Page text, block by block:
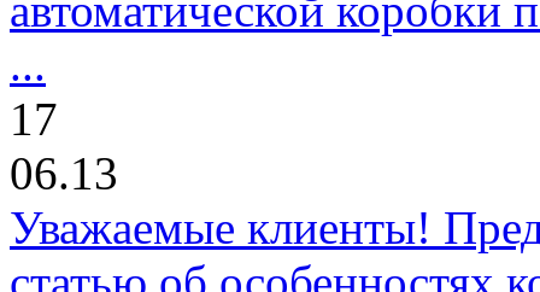
автоматической коробки
...
17
06.13
Уважаемые клиенты!